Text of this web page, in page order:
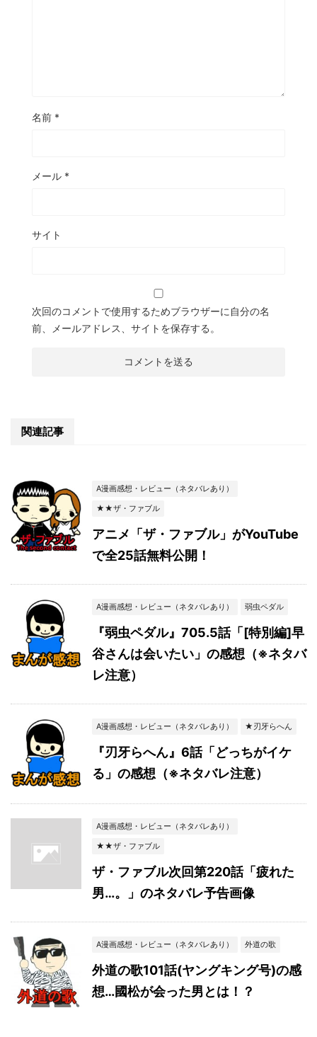
名前 *
メール *
サイト
次回のコメントで使用するためブラウザーに自分の名
前、メールアドレス、サイトを保存する。
関連記事
A漫画感想・レビュー（ネタバレあり）
★★ザ・ファブル
アニメ「ザ・ファブル」がYouTube
で全25話無料公開！
A漫画感想・レビュー（ネタバレあり） 弱虫ペダル
『弱虫ペダル』705.5話「[特別編]早
谷さんは会いたい」の感想（※ネタバ
レ注意）
A漫画感想・レビュー（ネタバレあり） ★刃牙らへん
『刃牙らへん』6話「どっちがイケ
る」の感想（※ネタバレ注意）
A漫画感想・レビュー（ネタバレあり）
★★ザ・ファブル
ザ・ファブル次回第220話「疲れた
男…。」のネタバレ予告画像
A漫画感想・レビュー（ネタバレあり） 外道の歌
外道の歌101話(ヤングキング号)の感
想…國松が会った男とは！？